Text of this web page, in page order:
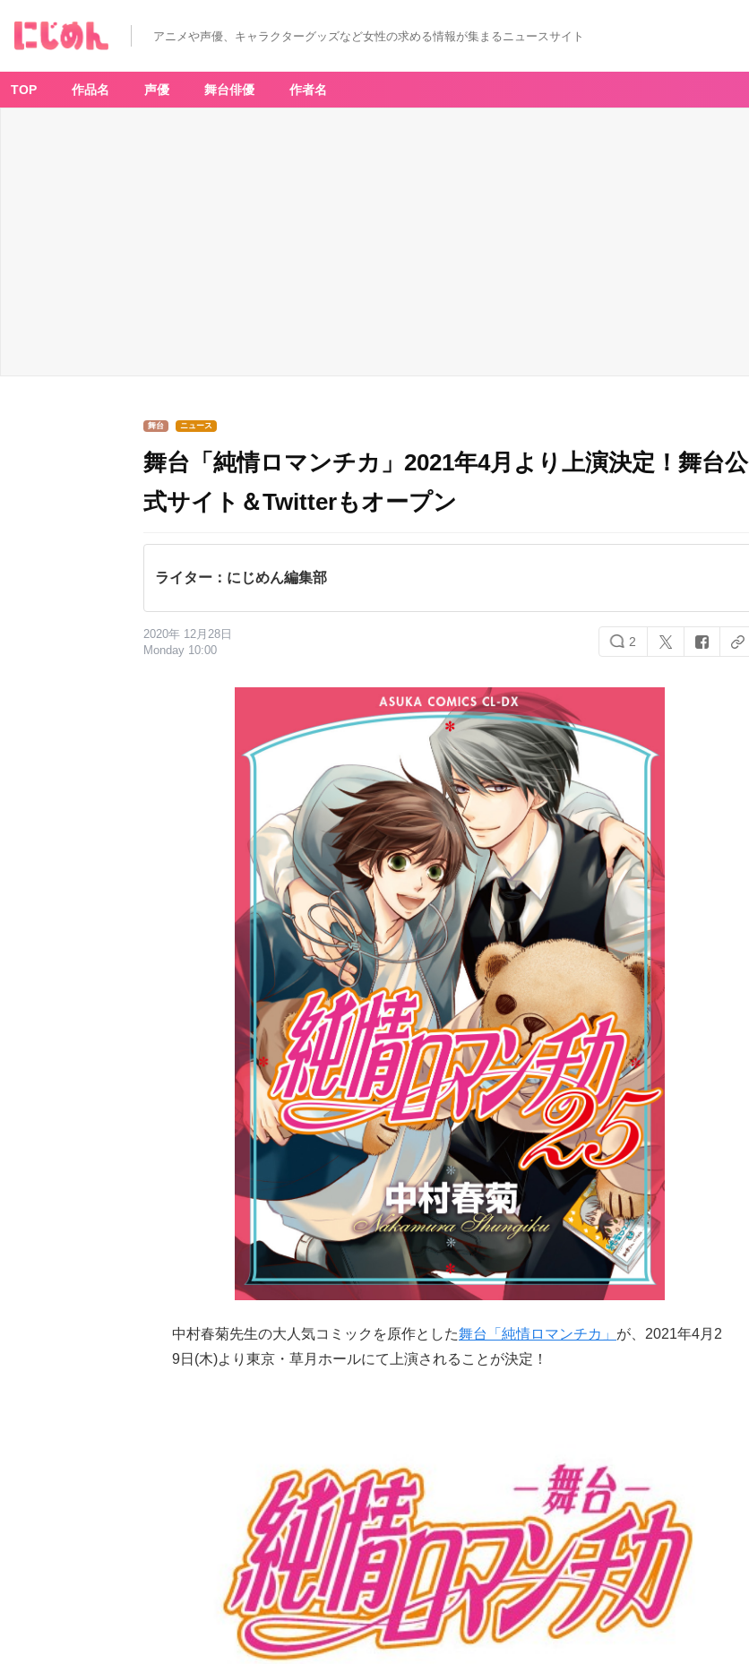
アニメや声優、キャラクターグッズなど女性の求める情報が集まるニュースサイト
TOP 作品名 声優 舞台俳優 作者名
舞台 ニュース
舞台「純情ロマンチカ」2021年4月より上演決定！舞台公
式サイト＆Twitterもオープン
ライター：にじめん編集部
2020年 12月28日
Monday 10:00
2
中村春菊先生の大人気コミックを原作とした舞台「純情ロマンチカ」 が、2021年4月2
9日(木)より東京・草月ホールにて上演されることが決定！